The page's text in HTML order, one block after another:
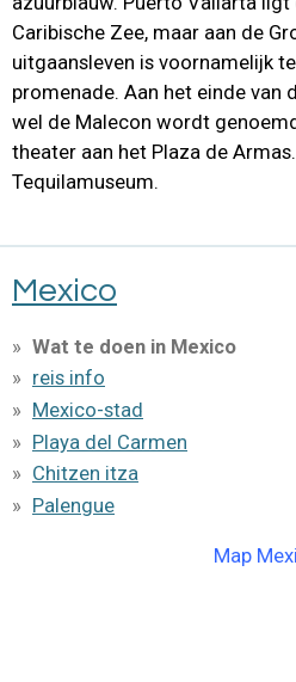
Caribische Zee, maar aan de
uitgaansleven is voornamelijk
promenade. Aan het einde van
wel de Malecon wordt
theater aan het Plaza de
Tequilamuseum.
Mexico
Wat te doen in Mexico
reis info
Mexico-stad
Playa del Carmen
Chitzen itza
Palengue
Map